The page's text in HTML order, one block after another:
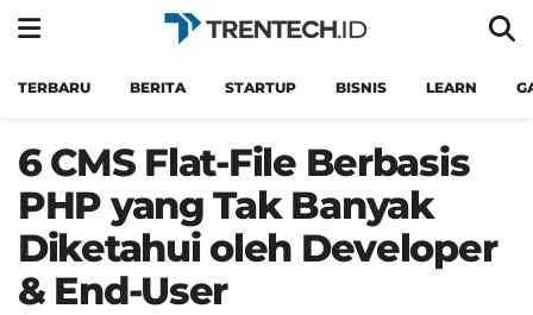
TERBARU BERITA STARTUP BISNIS LEARN
6 CMS Flat-File Berbasis
PHP yang Tak Banyak
Diketahui oleh Developer
& End-User